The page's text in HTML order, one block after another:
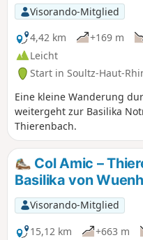
Visorando-Mitglied
4,42 km
+169 m
Leicht
Start in Soultz-Haut-
Eine kleine Wanderung
weitergeht zur Basilika
Thierenbach.
Col Amic –
Basilika von
Visorando-Mitglied
15,12 km
+663 m